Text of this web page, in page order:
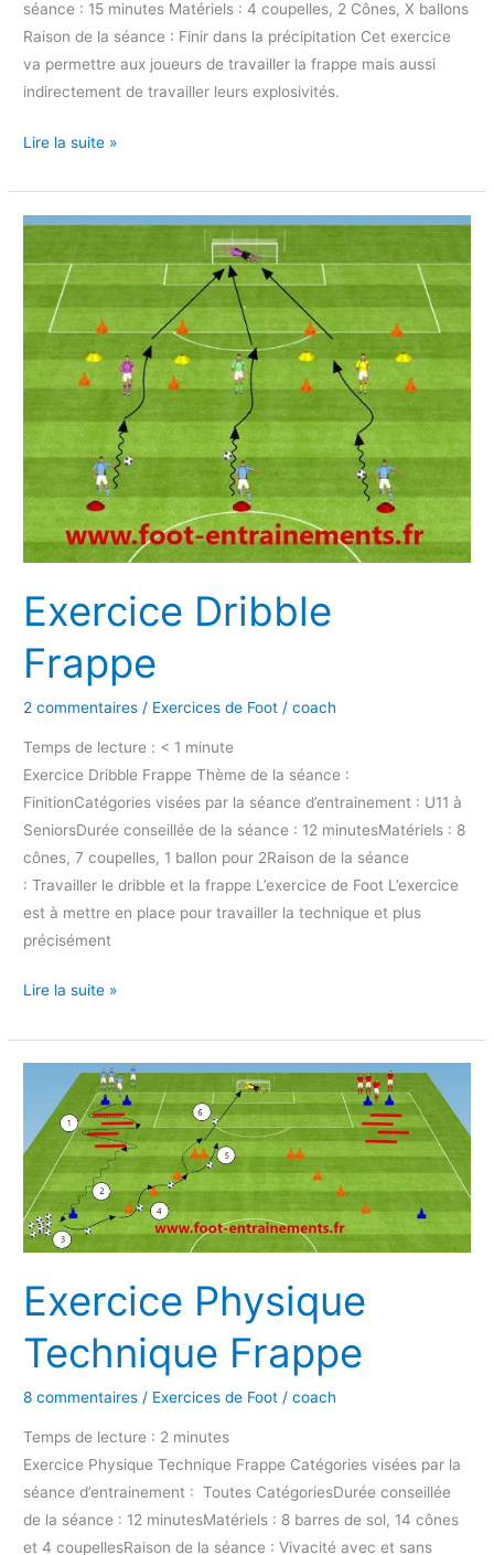
séance : 15 minutes Matériels : 4 coupelles, 2 Cônes, X ballons
Raison de la séance : Finir dans la précipitation Cet exercice
va permettre aux joueurs de travailler la frappe mais aussi
indirectement de travailler leurs explosivités.
Lire la suite »
Exercice Dribble
Frappe
2 commentaires / Exercices de Foot /coach
Temps de lecture : < 1 minute
Exercice Dribble Frappe Thème de la séance :
FinitionCatégories visées par la séance d’entrainement : U11 à
SeniorsDurée conseillée de la séance : 12 minutesMatériels : 8
cônes, 7 coupelles, 1 ballon pour 2Raison de la séance
: Travailler le dribble et la frappe L’exercice de Foot L’exercice
est à mettre en place pour travailler la technique et plus
précisément
Exercice
Frappe
Lire la suite »
Exercice Physique
Technique Frappe
8 commentaires / Exercices de Foot /coach
Temps de lecture : 2 minutes
Exercice Physique Technique Frappe Catégories visées par la
séance d’entrainement : Toutes CatégoriesDurée conseillée
de la séance : 12 minutesMatériels : 8 barres de sol, 14 cônes
et 4 coupellesRaison de la séance : Vivacité avec et sans
Exercice
Physique
Technique
Frappe